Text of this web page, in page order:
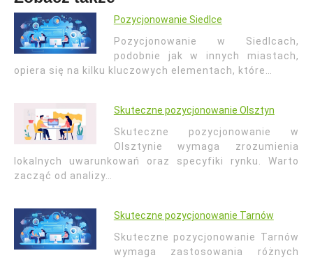
Pozycjonowanie Siedlce
Pozycjonowanie w Siedlcach,
podobnie jak w innych miastach,
opiera się na kilku kluczowych elementach, które…
Skuteczne pozycjonowanie Olsztyn
Skuteczne pozycjonowanie w
Olsztynie wymaga zrozumienia
lokalnych uwarunkowań oraz specyfiki rynku. Warto
zacząć od analizy…
Skuteczne pozycjonowanie Tarnów
Skuteczne pozycjonowanie Tarnów
wymaga zastosowania różnych